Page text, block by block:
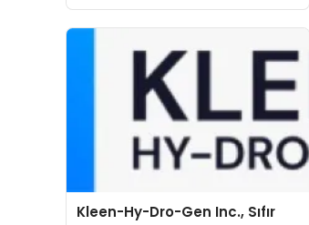
Kleen-Hy-Dro-Gen Inc., Sıfır